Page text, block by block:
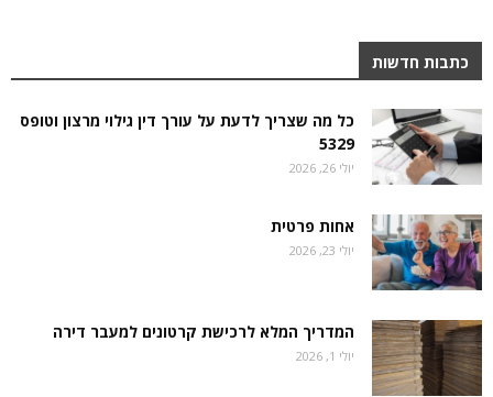
כתבות חדשות
כל מה שצריך לדעת על עורך דין גילוי מרצון וטופס
5329
יולי 26, 2026
אחות פרטית
יולי 23, 2026
המדריך המלא לרכישת קרטונים למעבר דירה
יולי 1, 2026